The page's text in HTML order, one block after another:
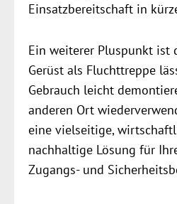
Einsatzbereitschaft in
Ein weiterer Pluspunkt ist
Gerüst als Fluchttreppe
Gebrauch leicht
anderen Ort
eine vielseitige,
nachhaltige Lösung für
Zugangs- und